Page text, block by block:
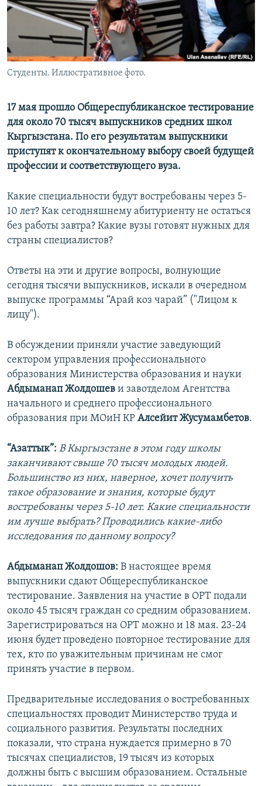
Студенты. Иллюстративное фото.
17 мая прошло Общереспубликанское тестирование
для около 70 тысяч выпускников средних школ
Кыргызстана. По его результатам выпускники
приступят к окончательному выбору своей будущей
профессии и соответствующего вуза.
Какие специальности будут востребованы через 5-
10 лет? Как сегодняшнему абитуриенту не остаться
без работы завтра? Какие вузы готовят нужных для
страны специалистов?
Ответы на эти и другие вопросы, волнующие
сегодня тысячи выпускников, искали в очередном
выпуске программы “Арай коз чарай” ("Лицом к
лицу").
В обсуждении приняли участие заведующий
сектором управления профессионального
образования Министерства образования и науки
Абдыманап Жолдошев и завотделом Агентства
начального и среднего профессионального
образования при МОиН КР Алсейит Жусумамбетов.
“Азаттык”: В Кыргызстане в этом году школы
заканчивают свыше 70 тысяч молодых людей.
Большинство из них, наверное, хочет получить
такое образование и знания, которые будут
востребованы через 5-10 лет. Какие специальности
им лучше выбрать? Проводились какие-либо
исследования по данному вопросу?
Абдыманап Жолдошов: В настоящее время
выпускники сдают Общереспубликанское
тестирование. Заявления на участие в ОРТ подали
около 45 тысяч граждан со средним образованием.
Зарегистрироваться на ОРТ можно и 18 мая. 23-24
июня будет проведено повторное тестирование для
тех, кто по уважительным причинам не смог
принять участие в первом.
Предварительные исследования о востребованных
специальностях проводит Министерство труда и
социального развития. Результаты последних
показали, что страна нуждается примерно в 70
тысячах специалистов, 19 тысяч из которых
должны быть с высшим образованием. Остальные